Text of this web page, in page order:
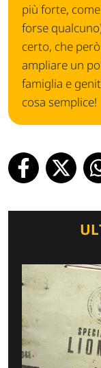
più forte,
forse
certo, che
ampliare un
famiglia e
cosa semplice!